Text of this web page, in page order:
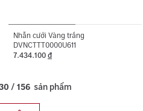
Nhẫn cưới Vàng trắng
DVNCTTT0000U611
7.434.100 đ
/ 156 sản phẩm